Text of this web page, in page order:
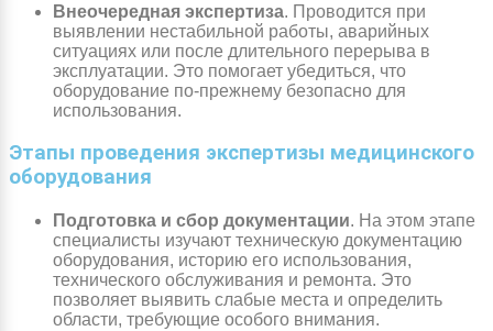
Внеочередная экспертиза. Проводится при
выявлении нестабильной работы, аварийных
ситуациях или после длительного перерыва в
эксплуатации. Это помогает убедиться, что
оборудование по-прежнему безопасно для
использования.
Этапы проведения экспертизы медицинского
оборудования
Подготовка и сбор документации. На этом этапе
специалисты изучают техническую документацию
оборудования, историю его использования,
технического обслуживания и ремонта. Это
позволяет выявить слабые места и определить
области, требующие особого внимания.